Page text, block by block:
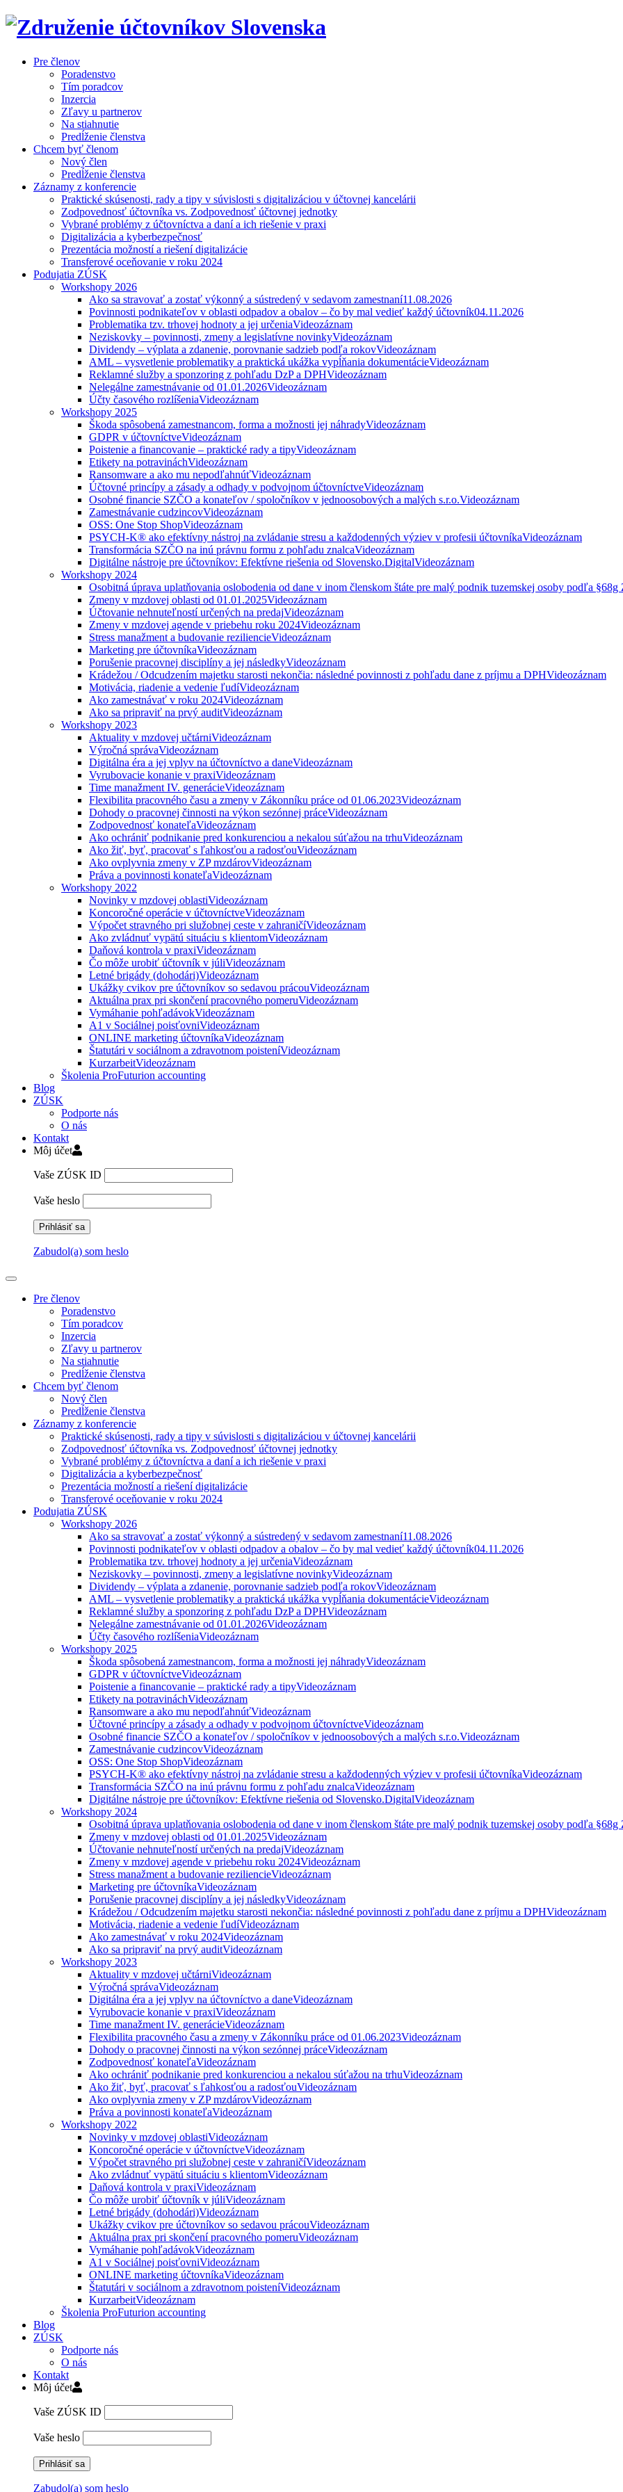
Pre členov
Poradenstvo
Tím poradcov
Inzercia
Zľavy u partnerov
Na stiahnutie
Predĺženie členstva
Chcem byť členom
Nový člen
Predĺženie členstva
Záznamy z konferencie
Praktické skúsenosti, rady a tipy v súvislosti s digitalizáciou v účtovnej kancelárii
Zodpovednosť účtovníka vs. Zodpovednosť účtovnej jednotky
Vybrané problémy z účtovníctva a daní a ich riešenie v praxi
Digitalizácia a kyberbezpečnosť
Prezentácia možností a riešení digitalizácie
Transferové oceňovanie v roku 2024
Podujatia ZÚSK
Workshopy 2026
Ako sa stravovať a zostať výkonný a sústredený v sedavom zamestnaní11.08.2026
Povinnosti podnikateľov v oblasti odpadov a obalov – čo by mal vedieť každý účtovník04.11.2026
Problematika tzv. trhovej hodnoty a jej určeniaVideozáznam
Neziskovky – povinnosti, zmeny a legislatívne novinkyVideozáznam
Dividendy – výplata a zdanenie, porovnanie sadzieb podľa rokovVideozáznam
AML – vysvetlenie problematiky a praktická ukážka vypĺňania dokumentácieVideozáznam
Reklamné služby a sponzoring z pohľadu DzP a DPHVideozáznam
Nelegálne zamestnávanie od 01.01.2026Videozáznam
Účty časového rozlíšeniaVideozáznam
Workshopy 2025
Škoda spôsobená zamestnancom, forma a možnosti jej náhradyVideozáznam
GDPR v účtovníctveVideozáznam
Poistenie a financovanie – praktické rady a tipyVideozáznam
Etikety na potravináchVideozáznam
Ransomware a ako mu nepodľahnúťVideozáznam
Účtovné princípy a zásady a odhady v podvojnom účtovníctveVideozáznam
Osobné financie SZČO a konateľov / spoločníkov v jednoosobových a malých s.r.o.Videozáznam
Zamestnávanie cudzincovVideozáznam
OSS: One Stop ShopVideozáznam
PSYCH-K® ako efektívny nástroj na zvládanie stresu a každodenných výziev v profesii účtovníkaVideozáznam
Transformácia SZČO na inú právnu formu z pohľadu znalcaVideozáznam
Digitálne nástroje pre účtovníkov: Efektívne riešenia od Slovensko.DigitalVideozáznam
Workshopy 2024
Osobitná úprava uplatňovania oslobodenia od dane v inom členskom štáte pre malý podnik tuzemskej osoby podľa §68g
Zmeny v mzdovej oblasti od 01.01.2025Videozáznam
Účtovanie nehnuteľností určených na predajVideozáznam
Zmeny v mzdovej agende v priebehu roku 2024Videozáznam
Stress manažment a budovanie reziliencieVideozáznam
Marketing pre účtovníkaVideozáznam
Porušenie pracovnej disciplíny a jej následkyVideozáznam
Krádežou / Odcudzením majetku starosti nekončia: následné povinnosti z pohľadu dane z príjmu a DPHVideozáznam
Motivácia, riadenie a vedenie ľudíVideozáznam
Ako zamestnávať v roku 2024Videozáznam
Ako sa pripraviť na prvý auditVideozáznam
Workshopy 2023
Aktuality v mzdovej učtárniVideozáznam
Výročná správaVideozáznam
Digitálna éra a jej vplyv na účtovníctvo a daneVideozáznam
Vyrubovacie konanie v praxiVideozáznam
Time manažment IV. generácieVideozáznam
Flexibilita pracovného času a zmeny v Zákonníku práce od 01.06.2023Videozáznam
Dohody o pracovnej činnosti na výkon sezónnej práceVideozáznam
Zodpovednosť konateľaVideozáznam
Ako ochrániť podnikanie pred konkurenciou a nekalou súťažou na trhuVideozáznam
Ako žiť, byť, pracovať s ľahkosťou a radosťouVideozáznam
Ako ovplyvnia zmeny v ZP mzdárovVideozáznam
Práva a povinnosti konateľaVideozáznam
Workshopy 2022
Novinky v mzdovej oblastiVideozáznam
Koncoročné operácie v účtovníctveVideozáznam
Výpočet stravného pri služobnej ceste v zahraničíVideozáznam
Ako zvládnuť vypätú situáciu s klientomVideozáznam
Daňová kontrola v praxiVideozáznam
Čo môže urobiť účtovník v júliVideozáznam
Letné brigády (dohodári)Videozáznam
Ukážky cvikov pre účtovníkov so sedavou prácouVideozáznam
Aktuálna prax pri skončení pracovného pomeruVideozáznam
Vymáhanie pohľadávokVideozáznam
A1 v Sociálnej poisťovniVideozáznam
ONLINE marketing účtovníkaVideozáznam
Štatutári v sociálnom a zdravotnom poisteníVideozáznam
KurzarbeitVideozáznam
Školenia ProFuturion accounting
Blog
ZÚSK
Podporte nás
O nás
Kontakt
Môj účet
Vaše ZÚSK ID
Vaše heslo
Zabudol(a) som heslo
Pre členov
Poradenstvo
Tím poradcov
Inzercia
Zľavy u partnerov
Na stiahnutie
Predĺženie členstva
Chcem byť členom
Nový člen
Predĺženie členstva
Záznamy z konferencie
Praktické skúsenosti, rady a tipy v súvislosti s digitalizáciou v účtovnej kancelárii
Zodpovednosť účtovníka vs. Zodpovednosť účtovnej jednotky
Vybrané problémy z účtovníctva a daní a ich riešenie v praxi
Digitalizácia a kyberbezpečnosť
Prezentácia možností a riešení digitalizácie
Transferové oceňovanie v roku 2024
Podujatia ZÚSK
Workshopy 2026
Ako sa stravovať a zostať výkonný a sústredený v sedavom zamestnaní11.08.2026
Povinnosti podnikateľov v oblasti odpadov a obalov – čo by mal vedieť každý účtovník04.11.2026
Problematika tzv. trhovej hodnoty a jej určeniaVideozáznam
Neziskovky – povinnosti, zmeny a legislatívne novinkyVideozáznam
Dividendy – výplata a zdanenie, porovnanie sadzieb podľa rokovVideozáznam
AML – vysvetlenie problematiky a praktická ukážka vypĺňania dokumentácieVideozáznam
Reklamné služby a sponzoring z pohľadu DzP a DPHVideozáznam
Nelegálne zamestnávanie od 01.01.2026Videozáznam
Účty časového rozlíšeniaVideozáznam
Workshopy 2025
Škoda spôsobená zamestnancom, forma a možnosti jej náhradyVideozáznam
GDPR v účtovníctveVideozáznam
Poistenie a financovanie – praktické rady a tipyVideozáznam
Etikety na potravináchVideozáznam
Ransomware a ako mu nepodľahnúťVideozáznam
Účtovné princípy a zásady a odhady v podvojnom účtovníctveVideozáznam
Osobné financie SZČO a konateľov / spoločníkov v jednoosobových a malých s.r.o.Videozáznam
Zamestnávanie cudzincovVideozáznam
OSS: One Stop ShopVideozáznam
PSYCH-K® ako efektívny nástroj na zvládanie stresu a každodenných výziev v profesii účtovníkaVideozáznam
Transformácia SZČO na inú právnu formu z pohľadu znalcaVideozáznam
Digitálne nástroje pre účtovníkov: Efektívne riešenia od Slovensko.DigitalVideozáznam
Workshopy 2024
Osobitná úprava uplatňovania oslobodenia od dane v inom členskom štáte pre malý podnik tuzemskej osoby podľa §68g
Zmeny v mzdovej oblasti od 01.01.2025Videozáznam
Účtovanie nehnuteľností určených na predajVideozáznam
Zmeny v mzdovej agende v priebehu roku 2024Videozáznam
Stress manažment a budovanie reziliencieVideozáznam
Marketing pre účtovníkaVideozáznam
Porušenie pracovnej disciplíny a jej následkyVideozáznam
Krádežou / Odcudzením majetku starosti nekončia: následné povinnosti z pohľadu dane z príjmu a DPHVideozáznam
Motivácia, riadenie a vedenie ľudíVideozáznam
Ako zamestnávať v roku 2024Videozáznam
Ako sa pripraviť na prvý auditVideozáznam
Workshopy 2023
Aktuality v mzdovej učtárniVideozáznam
Výročná správaVideozáznam
Digitálna éra a jej vplyv na účtovníctvo a daneVideozáznam
Vyrubovacie konanie v praxiVideozáznam
Time manažment IV. generácieVideozáznam
Flexibilita pracovného času a zmeny v Zákonníku práce od 01.06.2023Videozáznam
Dohody o pracovnej činnosti na výkon sezónnej práceVideozáznam
Zodpovednosť konateľaVideozáznam
Ako ochrániť podnikanie pred konkurenciou a nekalou súťažou na trhuVideozáznam
Ako žiť, byť, pracovať s ľahkosťou a radosťouVideozáznam
Ako ovplyvnia zmeny v ZP mzdárovVideozáznam
Práva a povinnosti konateľaVideozáznam
Workshopy 2022
Novinky v mzdovej oblastiVideozáznam
Koncoročné operácie v účtovníctveVideozáznam
Výpočet stravného pri služobnej ceste v zahraničíVideozáznam
Ako zvládnuť vypätú situáciu s klientomVideozáznam
Daňová kontrola v praxiVideozáznam
Čo môže urobiť účtovník v júliVideozáznam
Letné brigády (dohodári)Videozáznam
Ukážky cvikov pre účtovníkov so sedavou prácouVideozáznam
Aktuálna prax pri skončení pracovného pomeruVideozáznam
Vymáhanie pohľadávokVideozáznam
A1 v Sociálnej poisťovniVideozáznam
ONLINE marketing účtovníkaVideozáznam
Štatutári v sociálnom a zdravotnom poisteníVideozáznam
KurzarbeitVideozáznam
Školenia ProFuturion accounting
Blog
ZÚSK
Podporte nás
O nás
Kontakt
Môj účet
Vaše ZÚSK ID
Vaše heslo
Zabudol(a) som heslo